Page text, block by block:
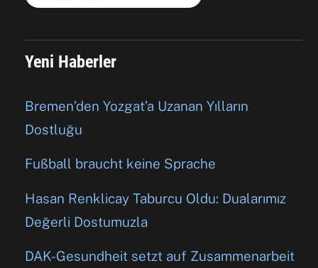
Yeni Haberler
Bremen’den Yozgat’a Uzanan Yılların
Dostluğu
Fußball braucht keine Sprache
Hasan Renklicay Taburcu Oldu: Dualarımız
Değerli Dostumuzla
DAK-Gesundheit setzt auf Zusammenarbeit